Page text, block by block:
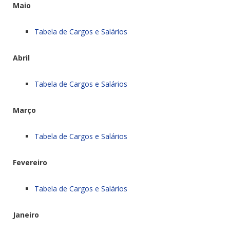
Maio
Tabela de Cargos e Salários
Abril
Tabela de Cargos e Salários
Março
Tabela de Cargos e Salários
Fevereiro
Tabela de Cargos e Salários
Janeiro